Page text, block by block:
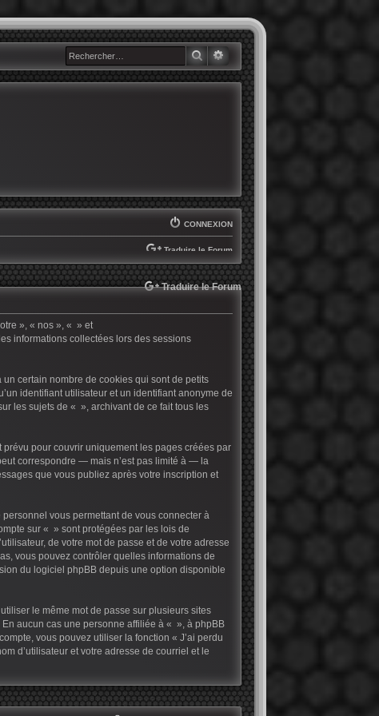
RECHERCHER
RECHERCHE AVANCÉE
CONNEXION
Traduire le Forum
SELECT LANGUAGE ▼
Traduire le Forum
», « nos », « » et
informations collectées lors des sessions
certain nombre de cookies qui sont de petits
identifiant utilisateur et un identifiant anonyme de
les sujets de « », archivant de ce fait tous les
pour couvrir uniquement les pages créées par
correspondre — mais n’est pas limité à — la
que vous publiez après votre inscription et
vous permettant de vous connecter à
sur « » sont protégées par les lois de
de votre mot de passe et de votre adresse
vous pouvez contrôler quelles informations de
du logiciel phpBB depuis une option disponible
le même mot de passe sur plusieurs sites
aucun cas une personne affiliée à « », à phpBB
vous pouvez utiliser la fonction « J’ai perdu
d’utilisateur et votre adresse de courriel et le